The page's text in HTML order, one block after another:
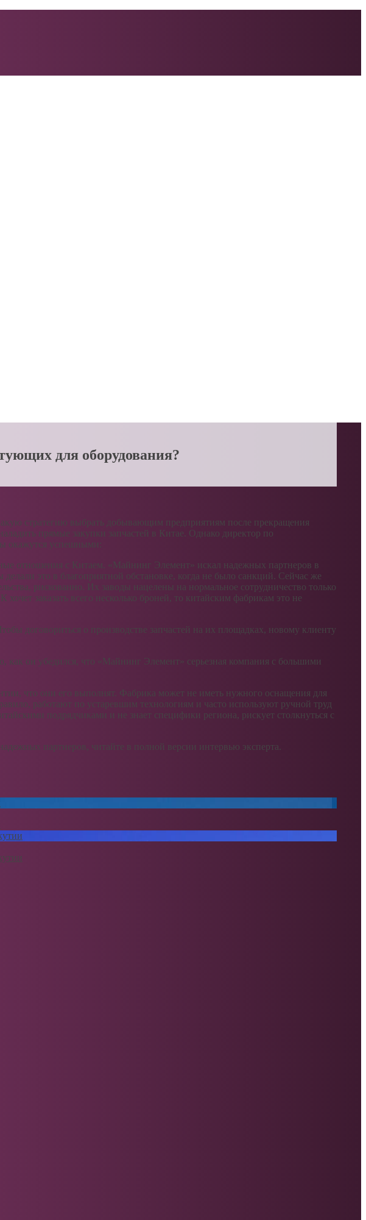
для оборудования?
стратегию выбрать добывающим предприятиям после прекращения
прямые закупки запчастей в Китае. Однако директор по
окажутся успешными:
отношения с Китаем. «Майнинг Элемент» искал надежных партнеров в
это в благоприятной обстановке, когда не было санкций. Сейчас же
рискованно. Их заводы нацелены на нормальное сотрудничество только
заказать всего несколько броней, то китайским фабрикам это не
договориться о производстве запчастей на их площадках, новому клиенту
он убедился, что «Майнинг Элемент» серьезная компания с большими
что они его выполнят. Фабрика может не иметь нужного оснащения для
работают по устаревшим технологиям и часто используют ручной труд
подрядчиками и не знает специфики региона, рискует столкнуться с
партнеров, читайте в полной версии интервью эксперта.